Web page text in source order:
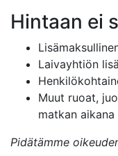
Hintaan ei
Laivayhtiön
Muut ruoat,
matkan aikana
Pidätämme